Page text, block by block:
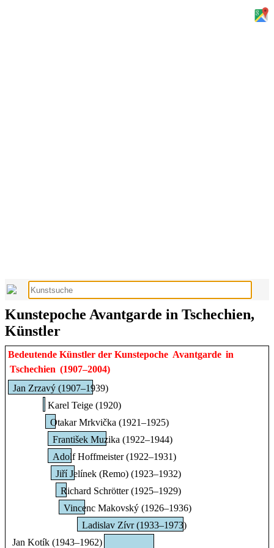
Kunstepoche Avantgarde in Tschechien,
Künstler
Bedeutende Künstler der Kunstepoche Avantgarde in
Tschechien (1907–2004)
Jan Zrzavý (1907–1939)
Karel Teige (1920)
Otakar Mrkvička (1921–1925)
František Muzika (1922–1944)
Adolf Hoffmeister (1922–1931)
Jiří Jelínek (Remo) (1923–1932)
Richard Schrötter (1925–1929)
Vincenc Makovský (1926–1936)
Ladislav Zívr (1933–1973)
Jan Kotík (1943–1962)